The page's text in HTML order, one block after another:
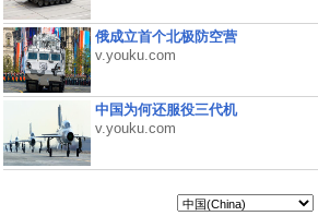
俄成立首个北极防空营
v.youku.com
中国为何还服役三代机
v.youku.com